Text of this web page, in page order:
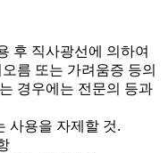
후 직사광선에 의하여
름 또는 가려움증 등의
경우에는 전문의 등과
사용을 자제할 것.